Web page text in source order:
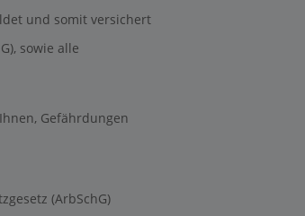
und somit versichert
sowie alle
Gefährdungen
(ArbSchG)